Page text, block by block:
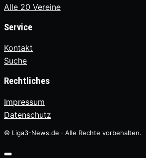
Alle 20 Vereine
Service
Kontakt
Suche
Rechtliches
Impressum
Datenschutz
© Liga3-News.de · Alle Rechte vorbehalten.